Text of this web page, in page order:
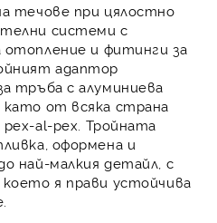
течове при цялостно
системи с
отопление и фитинги за
адаптор
тръба салуминиева
от всяка страна
al-pex Тройната
оформена и
най-малкия детайл, с
я прави устойчива